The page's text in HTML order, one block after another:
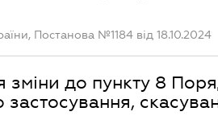
Постанова №1184 від 18.10.2024
до пункту 8